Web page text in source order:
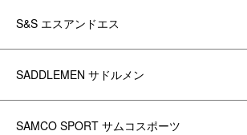
S&S エスアンドエス
SADDLEMEN サドルメン
SAMCO SPORT サムコスポーツ